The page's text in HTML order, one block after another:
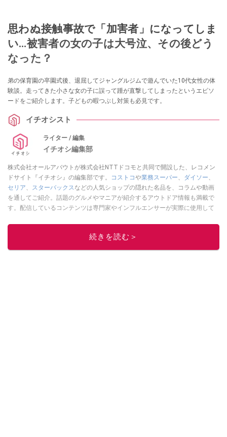
思わぬ接触事故で「加害者」になってしま
い…被害者の女の子は大号泣、その後どう
なった？
弟の保育園の卒園式後、退屈してジャングルジムで遊んでいた10代女性の体
験談。走ってきた小さな女の子に誤って踵が直撃してしまったというエピソ
ードをご紹介します。子どもの暇つぶし対策も必見です。
イチオシスト
ライター / 編集
イチオシ編集部
株式会社オールアバウトが株式会社NTTドコモと共同で開設した、レコメン
ドサイト『イチオシ』の編集部です。
コストコや業務スーパー、 ダイソー、
セリア、 スターバックスなどの人気ショップの隠れた名品を、コラムや動画
を通してご紹介。話題のグルメやマニアが紹介するアウトドア情報も満載で
す。配信しているコンテンツは専門家やインフルエンサーが実際に使用して
ニュースでフォロー
続きを読む＞